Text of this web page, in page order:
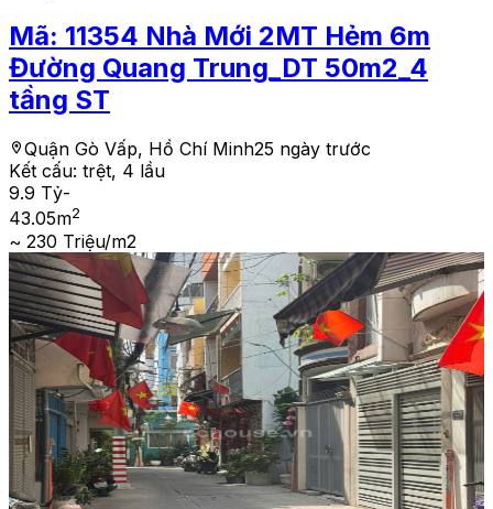
Mã: 11354 Nhà Mới 2MT Hẻm 6m
Đường Quang Trung_DT 50m2_4
tầng ST
Quận Gò Vấp, Hồ Chí Minh25 ngày trước
Kết cấu: trệt, 4 lầu
9.9 Tỷ-
43.05m2
~ 230 Triệu/m2